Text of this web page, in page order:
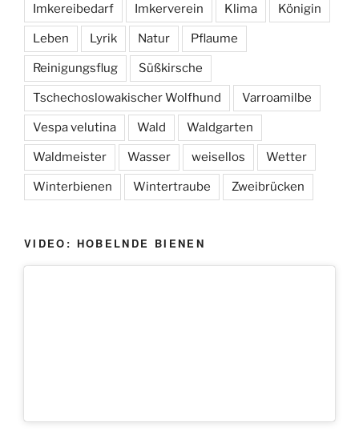
Imkereibedarf Imkerverein Klima Königin
Leben Lyrik Natur Pflaume
Reinigungsflug Süßkirsche
Tschechoslowakischer Wolfhund Varroamilbe
Vespa velutina Wald Waldgarten
Waldmeister Wasser weisellos Wetter
Winterbienen Wintertraube Zweibrücken
VIDEO: HOBELNDE BIENEN